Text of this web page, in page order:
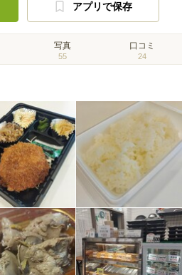
アプリで保存
写真
55
口コミ
24